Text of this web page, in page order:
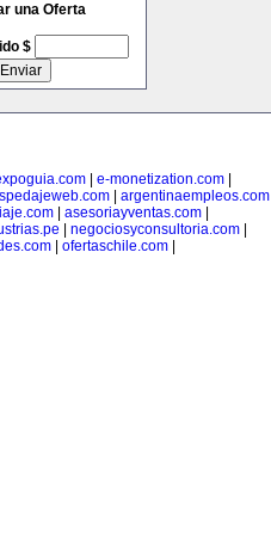
una Oferta
$
e-monetization.com
| argentinaempleos.com|
asesoriayventas.com
negociosyconsultoria.com|
ofertaschile.com